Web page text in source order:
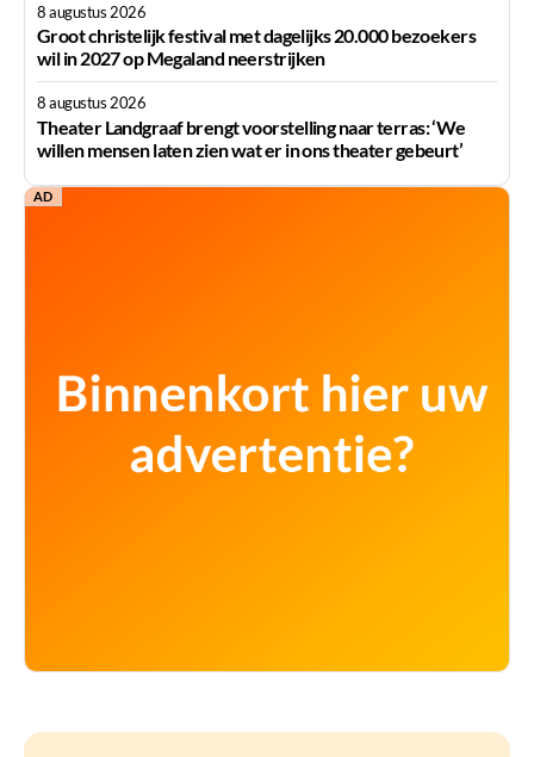
8 augustus 2026
Groot christelijk festival met dagelijks 20.000 bezoekers
wil in 2027 op Megaland neerstrijken
8 augustus 2026
Theater Landgraaf brengt voorstelling naar terras: ‘We
willen mensen laten zien wat er in ons theater gebeurt’
AD